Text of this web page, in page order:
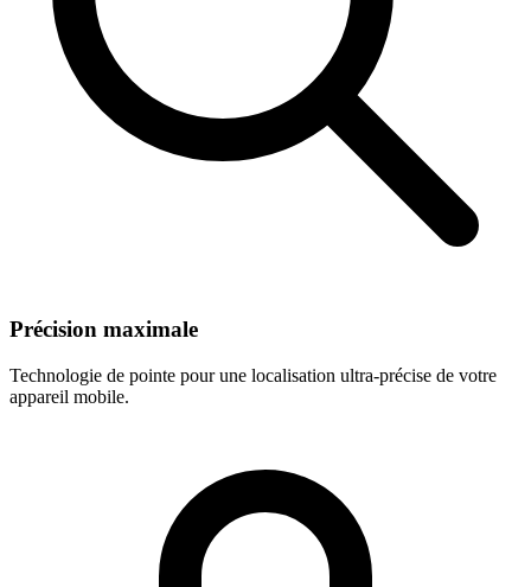
Précision maximale
Technologie de pointe pour une localisation ultra-précise de votre
appareil mobile.